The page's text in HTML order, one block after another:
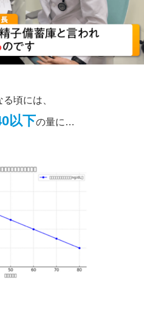
頃には、
以下の量に…